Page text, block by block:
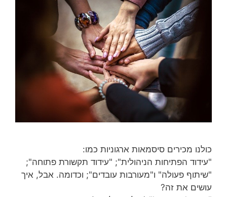
כולנו מכירים סיסמאות ארגוניות כמו:
"עידוד הפתיחות הניהולית"; "עידוד תקשורת פתוחה";
"שיתוף פעולה" ו"מעורבות עובדים"; וכדומה. אבל, איך
עושים את זה?